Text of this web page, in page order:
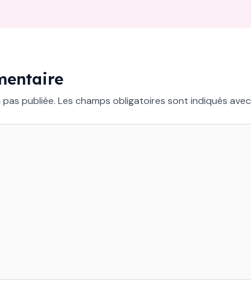
publiée. Les champs obligatoires sont indiqués avec